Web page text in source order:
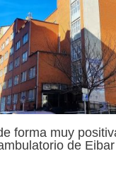
forma muy
de Eibar